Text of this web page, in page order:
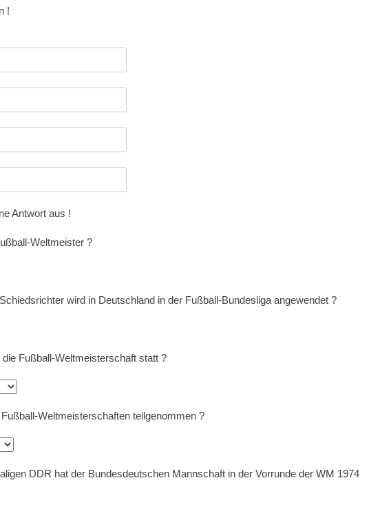
!
Antwort aus !
Weltmeister ?
wird in Deutschland in der Fußball-Bundesliga angewendet ?
Fußball-Weltmeisterschaft statt ?
Weltmeisterschaften teilgenommen ?
DDR hat der Bundesdeutschen Mannschaft in der Vorrunde der WM 1974